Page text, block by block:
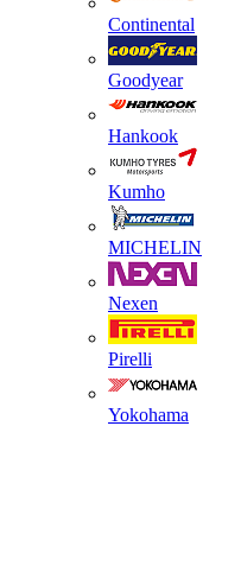
Continental
Goodyear
Hankook
Kumho
MICHELIN
Nexen
Pirelli
Yokohama